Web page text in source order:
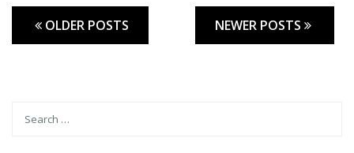
OLDER POSTS NEWER POSTS